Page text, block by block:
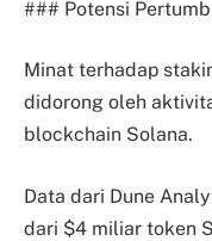
### Potensi
Minat terhadap
didorong oleh
blockchain Solana.
Data dari Dune
dari $4 miliar token